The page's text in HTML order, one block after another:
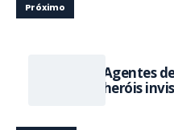
Próximo
Agentes
heróis